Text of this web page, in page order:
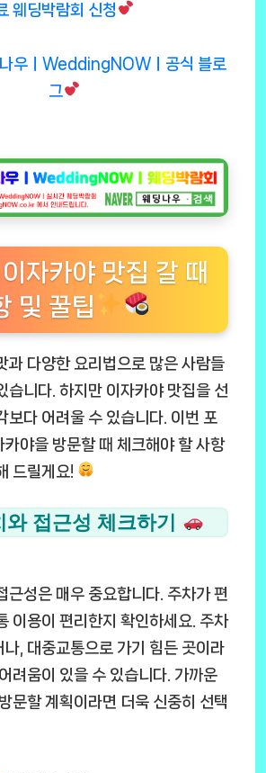
웨딩박람회 신청
나우ㅣWeddingNOWㅣ공식 블로
그
이자카야 맛집 갈 때
및 꿀팁
과 다양한 요리법으로 많은 사람들
습니다. 하지만 이자카야 맛집을 선
보다 어려울 수 있습니다. 이번 포
카야을 방문할 때 체크해야 할 사항
드릴게요!
와 접근성 체크하기
근성은 매우 중요합니다. 주차가 편
이용이 편리한지 확인하세요. 주차
나, 대중교통으로 가기 힘든 곳이라
려움이 있을 수 있습니다. 가까운
문할 계획이라면 더욱 신중히 선택